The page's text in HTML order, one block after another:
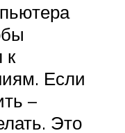
к
Если
–
Это